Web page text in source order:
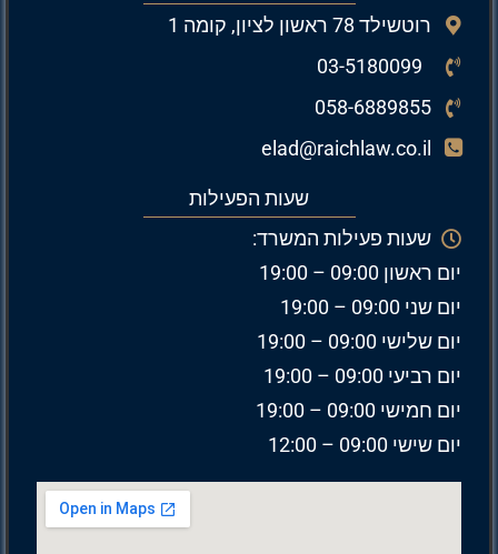
רוטשילד 78 ראשון לציון, קומה 1
058-6889855
elad@raichlaw.co.il
שעות הפעילות
שעות פעילות המשרד:
יום ראשון 09:00 – 19:00
יום שני 09:00 – 19:00
יום שלישי 09:00 – 19:00
יום רביעי 09:00 – 19:00
יום חמישי 09:00 – 19:00
יום שישי 09:00 – 12:00